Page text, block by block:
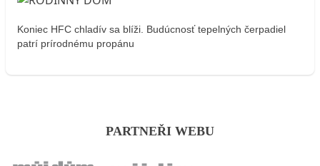
Koniec HFC chladív sa blíži. Budúcnosť tepelných čerpadiel
patrí prírodnému propánu
PARTNEŘI WEBU